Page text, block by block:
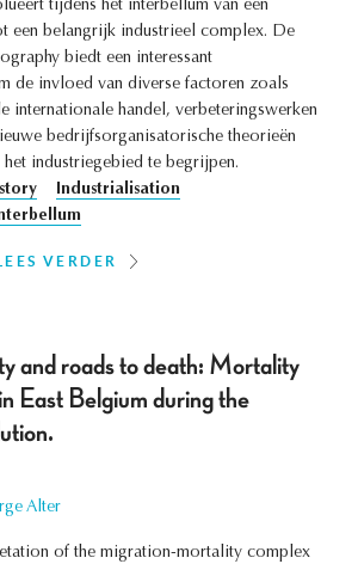
tijdens het interbellum van een
een belangrijk industrieel complex. De
biedt een interessant
de invloed van diverse factoren zoals
internationale handel, verbeteringswerken
bedrijfsorganisatorische theorieën
industriegebied te begrijpen.
Industrialisation
LEES VERDER
and roads to death: Mortality
East Belgium during the
Alter
of the migration-mortality complex